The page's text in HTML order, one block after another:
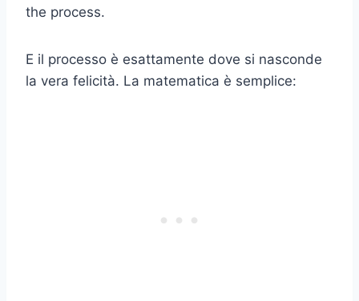
the process.
E il processo è esattamente dove si nasconde
la vera felicità. La matematica è semplice: